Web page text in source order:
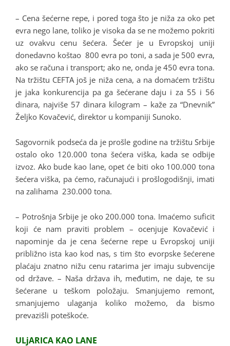
– Cena šećerne repe, i pored toga što je niža za oko pet
evra nego lane, toliko je visoka da se ne možemo pokriti
uz ovakvu cenu šećera. Šećer je u Evropskoj uniji
donedavno koštao 800 evra po toni, a sada je 500 evra,
ako se računa i transport; ako ne, onda je 450 evra tona.
Na tržištu CEFTA još je niža cena, a na domaćem tržištu
je jaka konkurencija pa ga šećerane daju i za 55 i 56
dinara, najviše 57 dinara kilogram – kaže za “Dnevnik”
Željko Kovačević, direktor u kompaniji Sunoko.
Sagovornik podseća da je prošle godine na tržištu Srbije
ostalo oko 120.000 tona šećera viška, kada se odbije
izvoz. Ako bude kao lane, opet će biti oko 100.000 tona
šećera viška, pa ćemo, računajući i prošlogodišnji, imati
na zalihama 230.000 tona.
– Potrošnja Srbije je oko 200.000 tona. Imaćemo suficit
koji će nam praviti problem – ocenjuje Kovačević i
napominje da je cena šećerne repe u Evropskoj uniji
približno ista kao kod nas, s tim što evorpske šećerene
plaćaju znatno nižu cenu ratarima jer imaju subvencije
od države. – Naša država ih, međutim, ne daje, te su
šećerane u teškom položaju. Smanjujemo remont,
smanjujemo ulaganja koliko možemo, da bismo
prevazišli poteškoće.
ULjARICA KAO LANE